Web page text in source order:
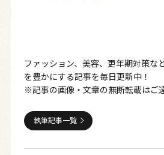
ファッション、美容、更年期対策な
を豊かにする記事を毎日更新中！
※記事の画像・文章の無断転載はご
執筆記事一覧